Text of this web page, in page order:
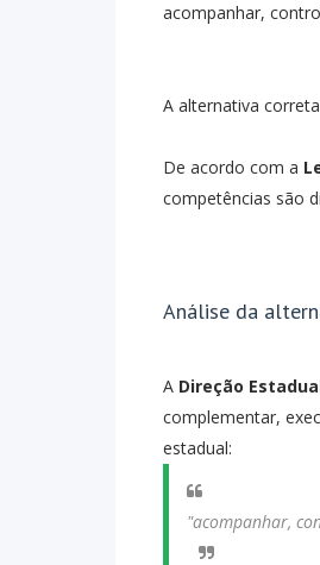
acompanhar,
A alternativa
De acordo com a
competências são
Análise da
A Direção
complementar,
estadual:
"acompanhar,